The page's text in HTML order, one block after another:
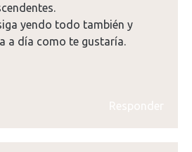
yendo todo también y
a día como te gustaría.
Responder